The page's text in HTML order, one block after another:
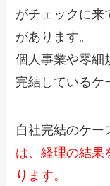
がチェックに来
があります。
個人事業や零細
完結しているケ
自社完結のケー
は、経理の結果
ります。